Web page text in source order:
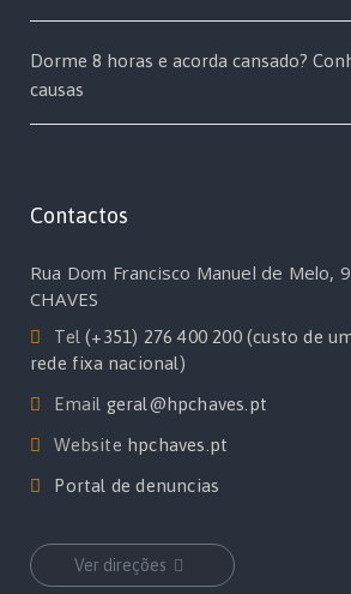
Dorme 8 horas e acorda cansado?
causas
Contactos
Rua Dom Francisco Manuel de Melo,
CHAVES
Tel(+351) 276 400 200 (custo de
rede fixa nacional)
Email geral@hpchaves.pt
Website hpchaves.pt
Portal de denuncias
Ver direções